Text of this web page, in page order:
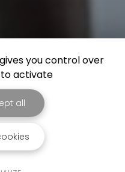
you control over
activate
all